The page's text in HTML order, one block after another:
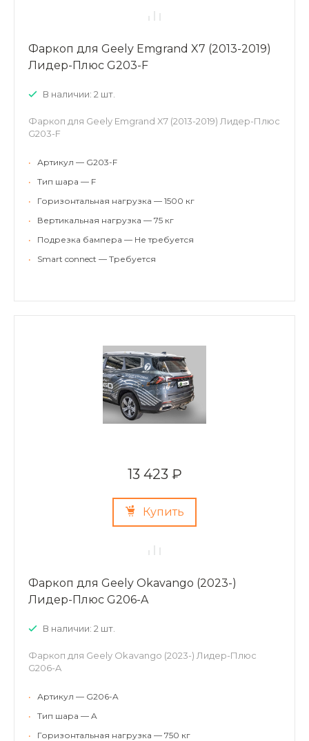
Фаркоп для Geely Emgrand X7 (2013-2019)
Лидер-Плюс G203-F
В наличии: 2 шт.
Фаркоп для Geely Emgrand X7 (2013-2019) Лидер-Плюс
G203-F
•
Артикул — G203-F
•
Тип шара — F
•
Горизонтальная нагрузка — 1500 кг
•
Вертикальная нагрузка — 75 кг
•
Подрезка бампера — Не требуется
•
Smart connect — Требуется
13 423 ₽
Купить
Фаркоп для Geely Okavango (2023-)
Лидер-Плюс G206-A
В наличии: 2 шт.
Фаркоп для Geely Okavango (2023-) Лидер-Плюс
G206-A
•
Артикул — G206-A
•
Тип шара — A
•
Горизонтальная нагрузка — 750 кг